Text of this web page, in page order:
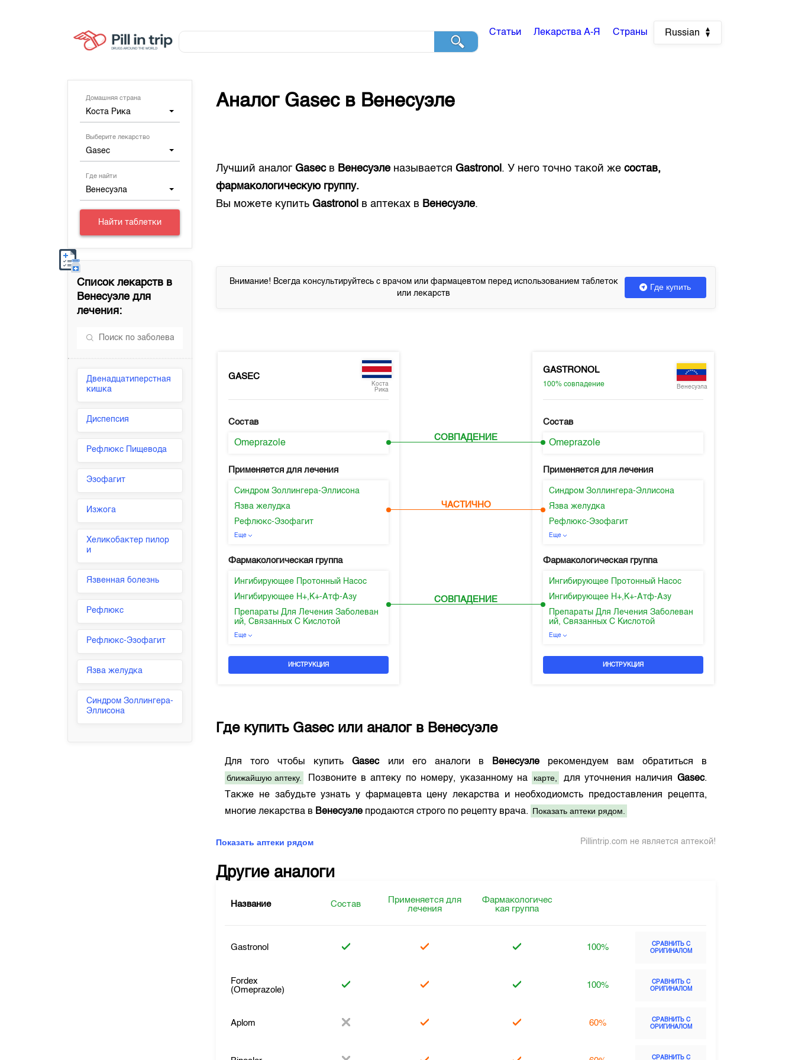
Статьи Лекарства А-Я Страны Russian
Домашняя страна
Коста Рика
Выберите лекарство
Gasec
Где найти
Венесуэла
Найти таблетки
Список лекарств в
Венесуэле для
лечения:
Двенадцатиперстная
кишка
Диспепсия
Рефлюкс Пищевода
Эзофагит
Изжога
Хеликобактер пилор
и
Язвенная болезнь
Рефлюкс
Рефлюкс-Эзофагит
Язва желудка
Синдром Золлингера-
Эллисона
Аналог Gasecв Венесуэле
Лучший аналогGasecв Венесуэле называетсяGastronol . У него точно такой же состав,
фармакологическую группу.
Вы можете купитьGastronol в аптеках в Венесуэле.
Внимание! Всегда консультируйтесь с врачом или фармацевтом перед использованием таблеток
или лекарств
Где купить
GASEC
Коста
Рика
Состав
Omeprazole
Применяется для лечения
Синдром Золлингера-Эллисона
Язва желудка
Рефлюкс-Эзофагит
Еще
Фармакологическая группа
Ингибирующее Протонный Насос
Ингибирующее H+,K+-Атф-Азу
Препараты Для Лечения Заболеван
ий, Связанных С Кислотой
Еще
ИНСТРУКЦИЯ
СОВПАДЕНИЕ
ЧАСТИЧНО
СОВПАДЕНИЕ
GASTRONOL
100% совпадение Венесуэла
Состав
Omeprazole
Применяется для лечения
Синдром Золлингера-Эллисона
Язва желудка
Рефлюкс-Эзофагит
Еще
Фармакологическая группа
Ингибирующее Протонный Насос
Ингибирующее H+,K+-Атф-Азу
Препараты Для Лечения Заболеван
ий, Связанных С Кислотой
Еще
ИНСТРУКЦИЯ
Где купить Gasecили аналог в Венесуэле
Для того чтобы купитьGasecили его аналоги в Венесуэлерекомендуем вам обратиться в
ближайшую аптеку.
Позвоните в аптеку по номеру, указанному на карте, для уточнения наличия Gasec.
Также не забудьте узнать у фармацевта цену лекарства и необходиомсть предоставления рецепта,
многие лекарства в Венесуэле продаются строго по рецепту врача. Показать аптеки рядом.
Показать аптеки рядом Pillintrip.com не является аптекой!
Другие аналоги
Название Состав
Применяется для
лечения
Фармакологичес
кая группа
Gastronol 100%
СРАВНИТЬ С
ОРИГИНАЛОМ
Fordex
(Omeprazole)
100%
СРАВНИТЬ С
ОРИГИНАЛОМ
Aplom 60%
СРАВНИТЬ С
ОРИГИНАЛОМ
СРАВНИТЬ С